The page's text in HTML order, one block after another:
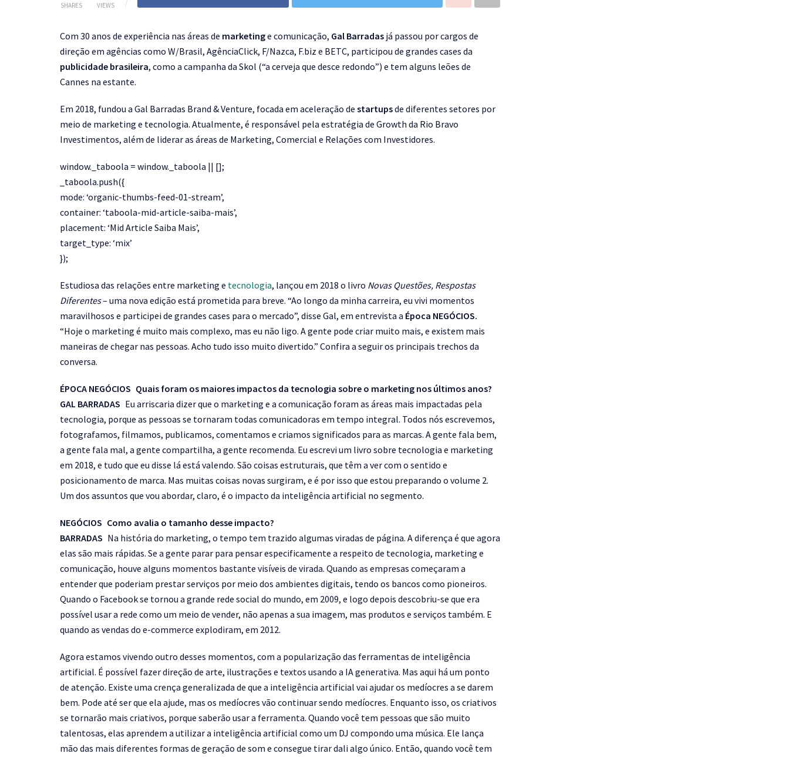
SHARES VIEWS
Com 30 anos de experiência nas áreas de marketinge comunicação, Gal Barradas já passou por cargos de
direção em agências como W/Brasil, AgênciaClick, F/Nazca, F.biz e BETC, participou de grandes cases da
publicidade brasileira, como a campanha da Skol (“a cerveja que desce redondo”) e tem alguns leões de
Cannes na estante.
Em 2018, fundou a Gal Barradas Brand & Venture, focada em aceleração de startupsde diferentes setores por
meio de marketing e tecnologia. Atualmente, é responsável pela estratégia de Growth da Rio Bravo
Investimentos, além de liderar as áreas de Marketing, Comercial e Relações com Investidores.
window._taboola = window._taboola || [];
_taboola.push({
mode: ‘organic-thumbs-feed-01-stream’,
container: ‘taboola-mid-article-saiba-mais’,
placement: ‘Mid Article Saiba Mais’,
target_type: ‘mix’
});
Estudiosa das relações entre marketing e tecnologia, lançou em 2018 o livro Novas Questões, Respostas
Diferentes– uma nova edição está prometida para breve. “Ao longo da minha carreira, eu vivi momentos
maravilhosos e participei de grandes cases para o mercado”, disse Gal, em entrevista a Época NEGÓCIOS.
“Hoje o marketing é muito mais complexo, mas eu não ligo. A gente pode criar muito mais, e existem mais
maneiras de chegar nas pessoas. Acho tudo isso muito divertido.” Confira a seguir os principais trechos da
conversa.
ÉPOCA NEGÓCIOS Quais foram os maiores impactos da tecnologia sobre o marketing nos últimos anos?
GAL BARRADAS Eu arriscaria dizer que o marketing e a comunicação foram as áreas mais impactadas pela
tecnologia, porque as pessoas se tornaram todas comunicadoras em tempo integral. Todos nós escrevemos,
fotografamos, filmamos, publicamos, comentamos e criamos significados para as marcas. A gente fala bem,
a gente fala mal, a gente compartilha, a gente recomenda. Eu escrevi um livro sobre tecnologia e marketing
em 2018, e tudo que eu disse lá está valendo. São coisas estruturais, que têm a ver com o sentido e
posicionamento de marca. Mas muitas coisas novas surgiram, e é por isso que estou preparando o volume 2.
Um dos assuntos que vou abordar, claro, é o impacto da inteligência artificial no segmento.
NEGÓCIOS Como avalia o tamanho desse impacto?
BARRADAS Na história do marketing, o tempo tem trazido algumas viradas de página. A diferença é que agora
elas são mais rápidas. Se a gente parar para pensar especificamente a respeito de tecnologia, marketing e
comunicação, houve alguns momentos bastante visíveis de virada. Quando as empresas começaram a
entender que poderiam prestar serviços por meio dos ambientes digitais, tendo os bancos como pioneiros.
Quando o Facebook se tornou a grande rede social do mundo, em 2009, e logo depois descobriu-se que era
possível usar a rede como um meio de vender, não apenas a sua imagem, mas produtos e serviços também. E
quando as vendas do e-commerce explodiram, em 2012.
Agora estamos vivendo outro desses momentos, com a popularização das ferramentas de inteligência
artificial. É possível fazer direção de arte, ilustrações e textos usando a IA generativa. Mas aqui há um ponto
de atenção. Existe uma crença generalizada de que a inteligência artificial vai ajudar os medíocres a se darem
bem. Pode até ser que ela ajude, mas os medíocres vão continuar sendo medíocres. Enquanto isso, os criativos
se tornarão mais criativos, porque saberão usar a ferramenta. Quando você tem pessoas que são muito
talentosas, elas aprendem a utilizar a inteligência artificial como um DJ compondo uma música. Ele lança
mão das mais diferentes formas de geração de som e consegue tirar dali algo único. Então, quando você tem